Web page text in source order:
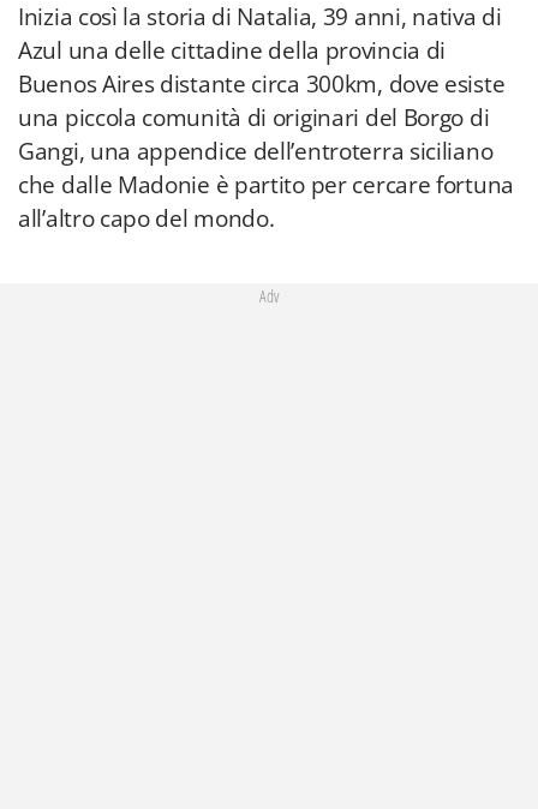
Inizia così la storia di Natalia, 39 anni, nativa di
Azul una delle cittadine della provincia di
Buenos Aires distante circa 300km, dove esiste
una piccola comunità di originari del Borgo di
Gangi, una appendice dell’entroterra siciliano
che dalle Madonie è partito per cercare fortuna
all’altro capo del mondo.
Adv